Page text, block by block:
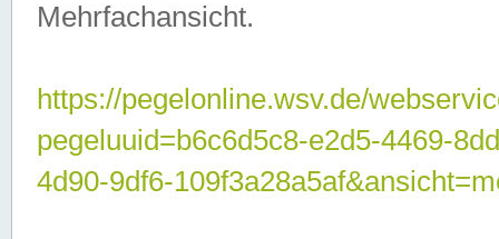
Mehrfachansicht.
https://pegelonline.wsv.de/
pegeluuid=b6c6d5c8-e2d5-4469-
4d90-9df6-